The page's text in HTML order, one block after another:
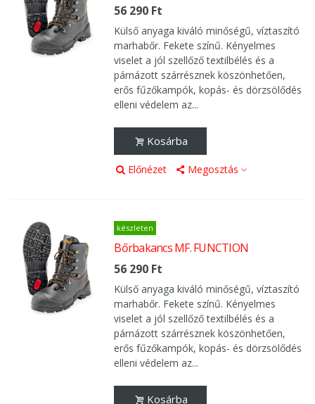
56 290 Ft
Külső anyaga kiváló minőségű, víztaszító
marhabőr. Fekete színű. Kényelmes
viselet a jól szellőző textilbélés és a
párnázott szárrésznek köszönhetően,
erős fűzőkampók, kopás- és dörzsölődés
elleni védelem az...
Kosárba
Előnézet Megosztás
készleten
Bőrbakancs MF. FUNCTION
56 290 Ft
Külső anyaga kiváló minőségű, víztaszító
marhabőr. Fekete színű. Kényelmes
viselet a jól szellőző textilbélés és a
párnázott szárrésznek köszönhetően,
erős fűzőkampók, kopás- és dörzsölődés
elleni védelem az...
Kosárba